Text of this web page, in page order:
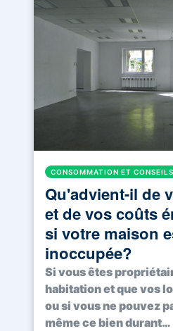
CONSOMMATION ET CONSEILS
Qu'advient-il de
et de vos coûts
si votre maison
inoccupée?
Si vous êtes
habitation et que vos
ou si vous ne pouvez
même ce bien durant…